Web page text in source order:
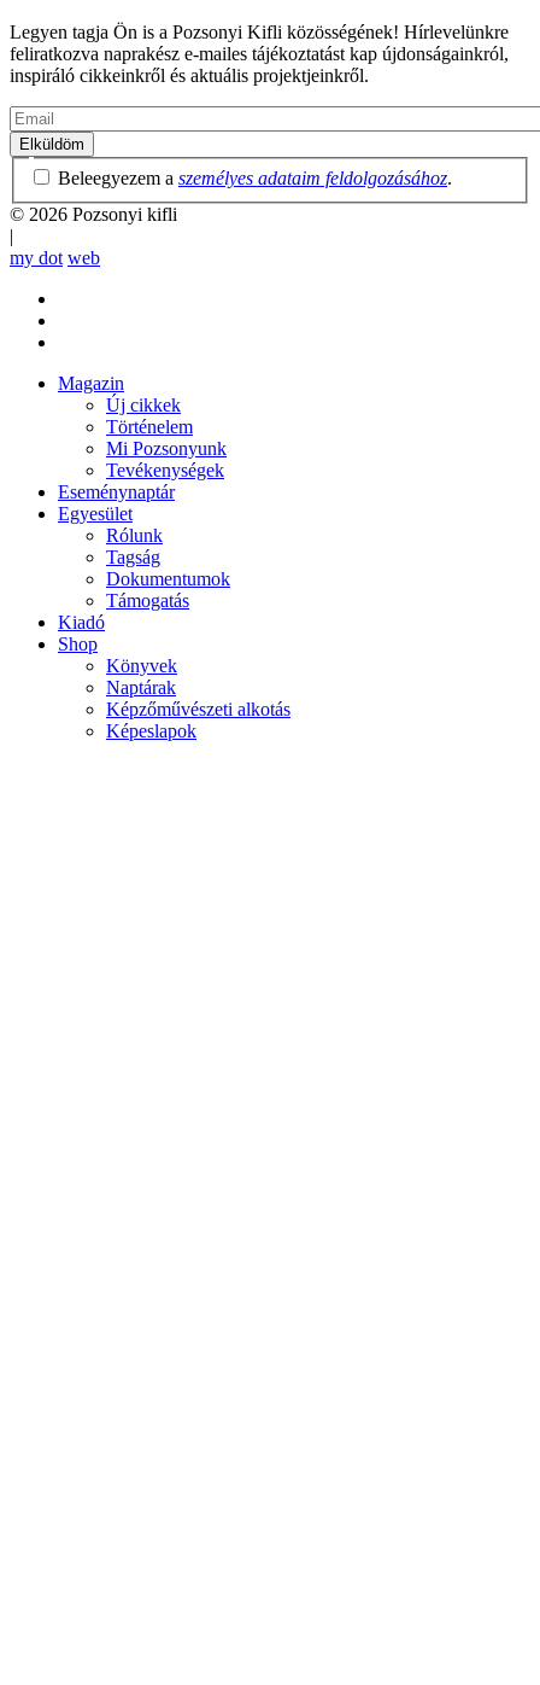
Legyen tagja Ön is a Pozsonyi Kifli közösségének! Hírlevelünkre
feliratkozva naprakész e-mailes tájékoztatást kap újdonságainkról,
inspiráló cikkeinkről és aktuális projektjeinkről.
Email
Adatvédelmi
irányelvek
Beleegyezem a személyes adataim feldolgozásához.
© 2026 Pozsonyi kifli
my dot web
Magazin
Új cikkek
Történelem
Mi Pozsonyunk
Tevékenységek
Eseménynaptár
Egyesület
Rólunk
Tagság
Dokumentumok
Támogatás
Kiadó
Shop
Könyvek
Naptárak
Képzőművészeti alkotás
Képeslapok